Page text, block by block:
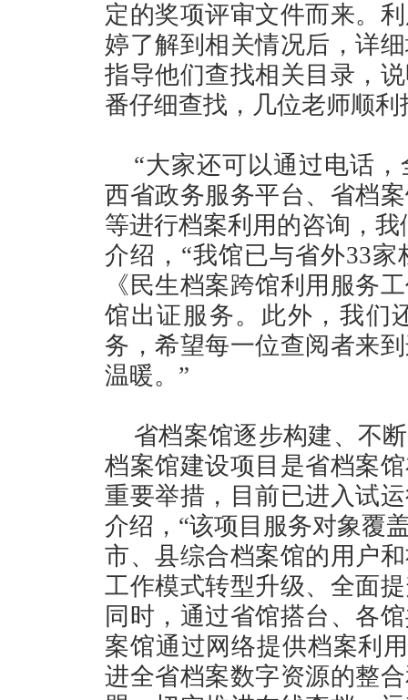
定的奖项评审文件而来。
婷了解到相关情况后，详
指导他们查找相关目录，
番仔细查找，几位老师顺
“大家还可以通过电话
西省政务服务平台、省档
等进行档案利用的咨询，
介绍，“我馆已与省外33
《民生档案跨馆利用服务
馆出证服务。此外，我们
务，希望每一位查阅者来
温暖。”
省档案馆逐步构建、不
档案馆建设项目是省档案
重要举措，目前已进入试
介绍，“该项目服务对象覆
市、县综合档案馆的用户
工作模式转型升级、全面
同时，通过省馆搭台、各
案馆通过网络提供档案利
进全省档案数字资源的整